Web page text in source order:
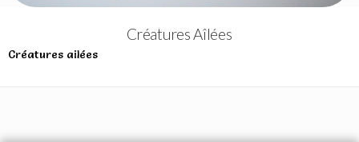
Créatures Aîlées
Créatures ailées